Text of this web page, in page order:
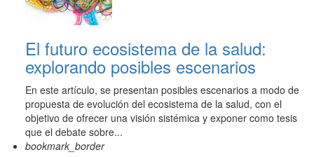
El futuro ecosistema de la salud:
explorando posibles escenarios
En este artículo, se presentan posibles escenarios a modo de
propuesta de evolución del ecosistema de la salud, con el
objetivo de ofrecer una visión sistémica y exponer como tesis
que el debate sobre...
bookmark_border